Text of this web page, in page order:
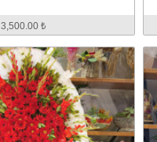
3,500.00 ₺